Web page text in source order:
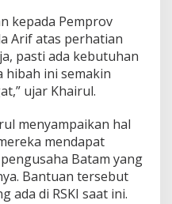
kepada Pemprov
Arif atas perhatian
pasti ada kebutuhan
hibah ini semakin
ujar Khairul.
menyampaikan hal
mendapat
Batam yang
Bantuan tersebut
ada di RSKI saat ini.